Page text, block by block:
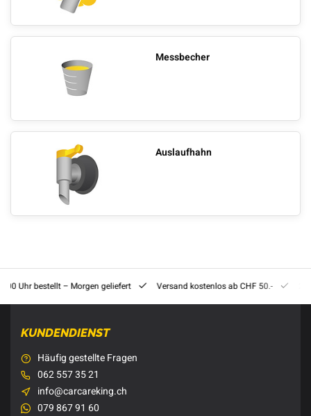
Messbecher
Auslaufhahn
Uhr bestellt – Morgen geliefert Versand kostenlos ab CHF 50.-
KUNDENDIENST
Häufig gestellte Fragen
062 557 35 21
info@carcareking.ch
079 867 91 60